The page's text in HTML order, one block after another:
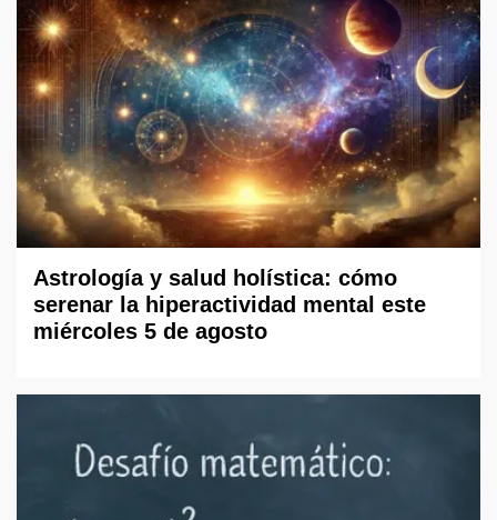
Astrología y salud holística: cómo
serenar la hiperactividad mental este
miércoles 5 de agosto